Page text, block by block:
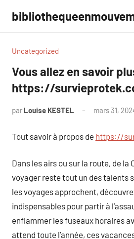
contenu
Uncategorized
Vous allez en savoir
https://
par Louise KESTEL mars 31,
Tout savoir à propos de https://
Dans les airs ou sur la route, de la
voyager reste tout un des talents
les voyages approchent,
indispensables pour partir à
enflammer les fuseaux horaires
attend toute l’année, ces